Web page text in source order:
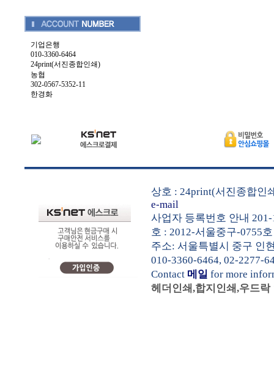
기업은행
010-3360-6464
24print(서진종합인쇄)
농협
302-0567-5352-11
한경화
상호 : 24print(서진종합인
e-mail
사업자 등록번호 안내
호 : 2012-서울중구-0755호
주소: 서울특별시 중구 인
010-3360-6464, 02-2277-
Contact 메일 for more
헤더인쇄,합지인쇄,우드락